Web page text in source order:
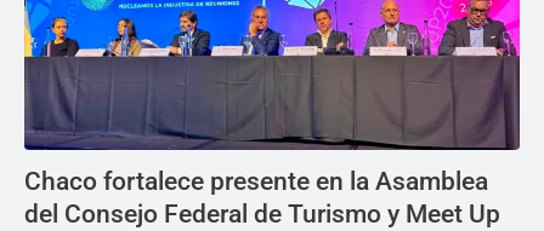
Chaco fortalece presente en la Asamblea
del Consejo Federal de Turismo y Meet Up